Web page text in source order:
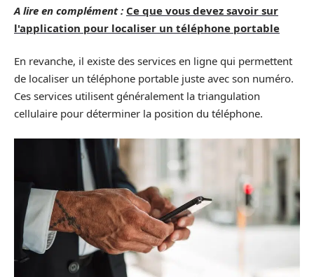
A lire en complément : Ce que vous devez savoir sur
l'application pour localiser un téléphone portable
En revanche, il existe des services en ligne qui permettent
de localiser un téléphone portable juste avec son numéro.
Ces services utilisent généralement la triangulation
cellulaire pour déterminer la position du téléphone.